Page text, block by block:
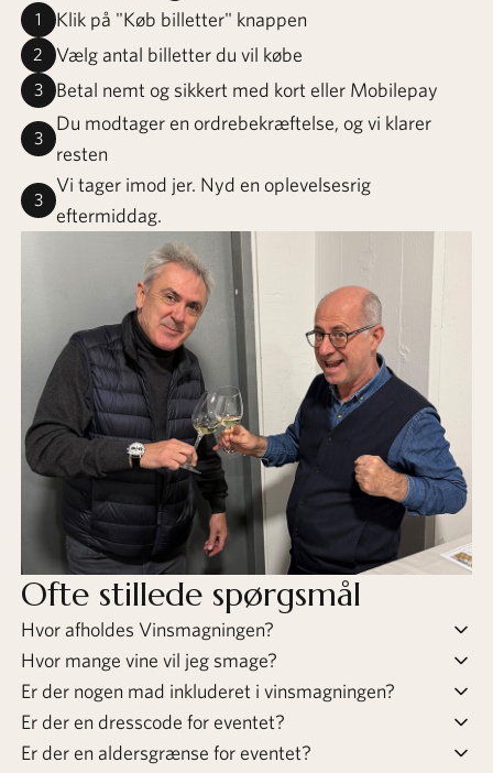
1 Klik på "Køb billetter" knappen
2 Vælg antal billetter du vil købe
3 Betal nemt og sikkert med kort eller Mobilepay
3
Du modtager en ordrebekræftelse, og vi klarer
resten
3
Vi tager imod jer. Nyd en oplevelsesrig
eftermiddag.
Ofte stillede spørgsmål
Hvor afholdes Vinsmagningen?
Hvor mange vine vil jeg smage?
Er der nogen mad inkluderet i vinsmagningen?
Er der en dresscode for eventet?
Er der en aldersgrænse for eventet?